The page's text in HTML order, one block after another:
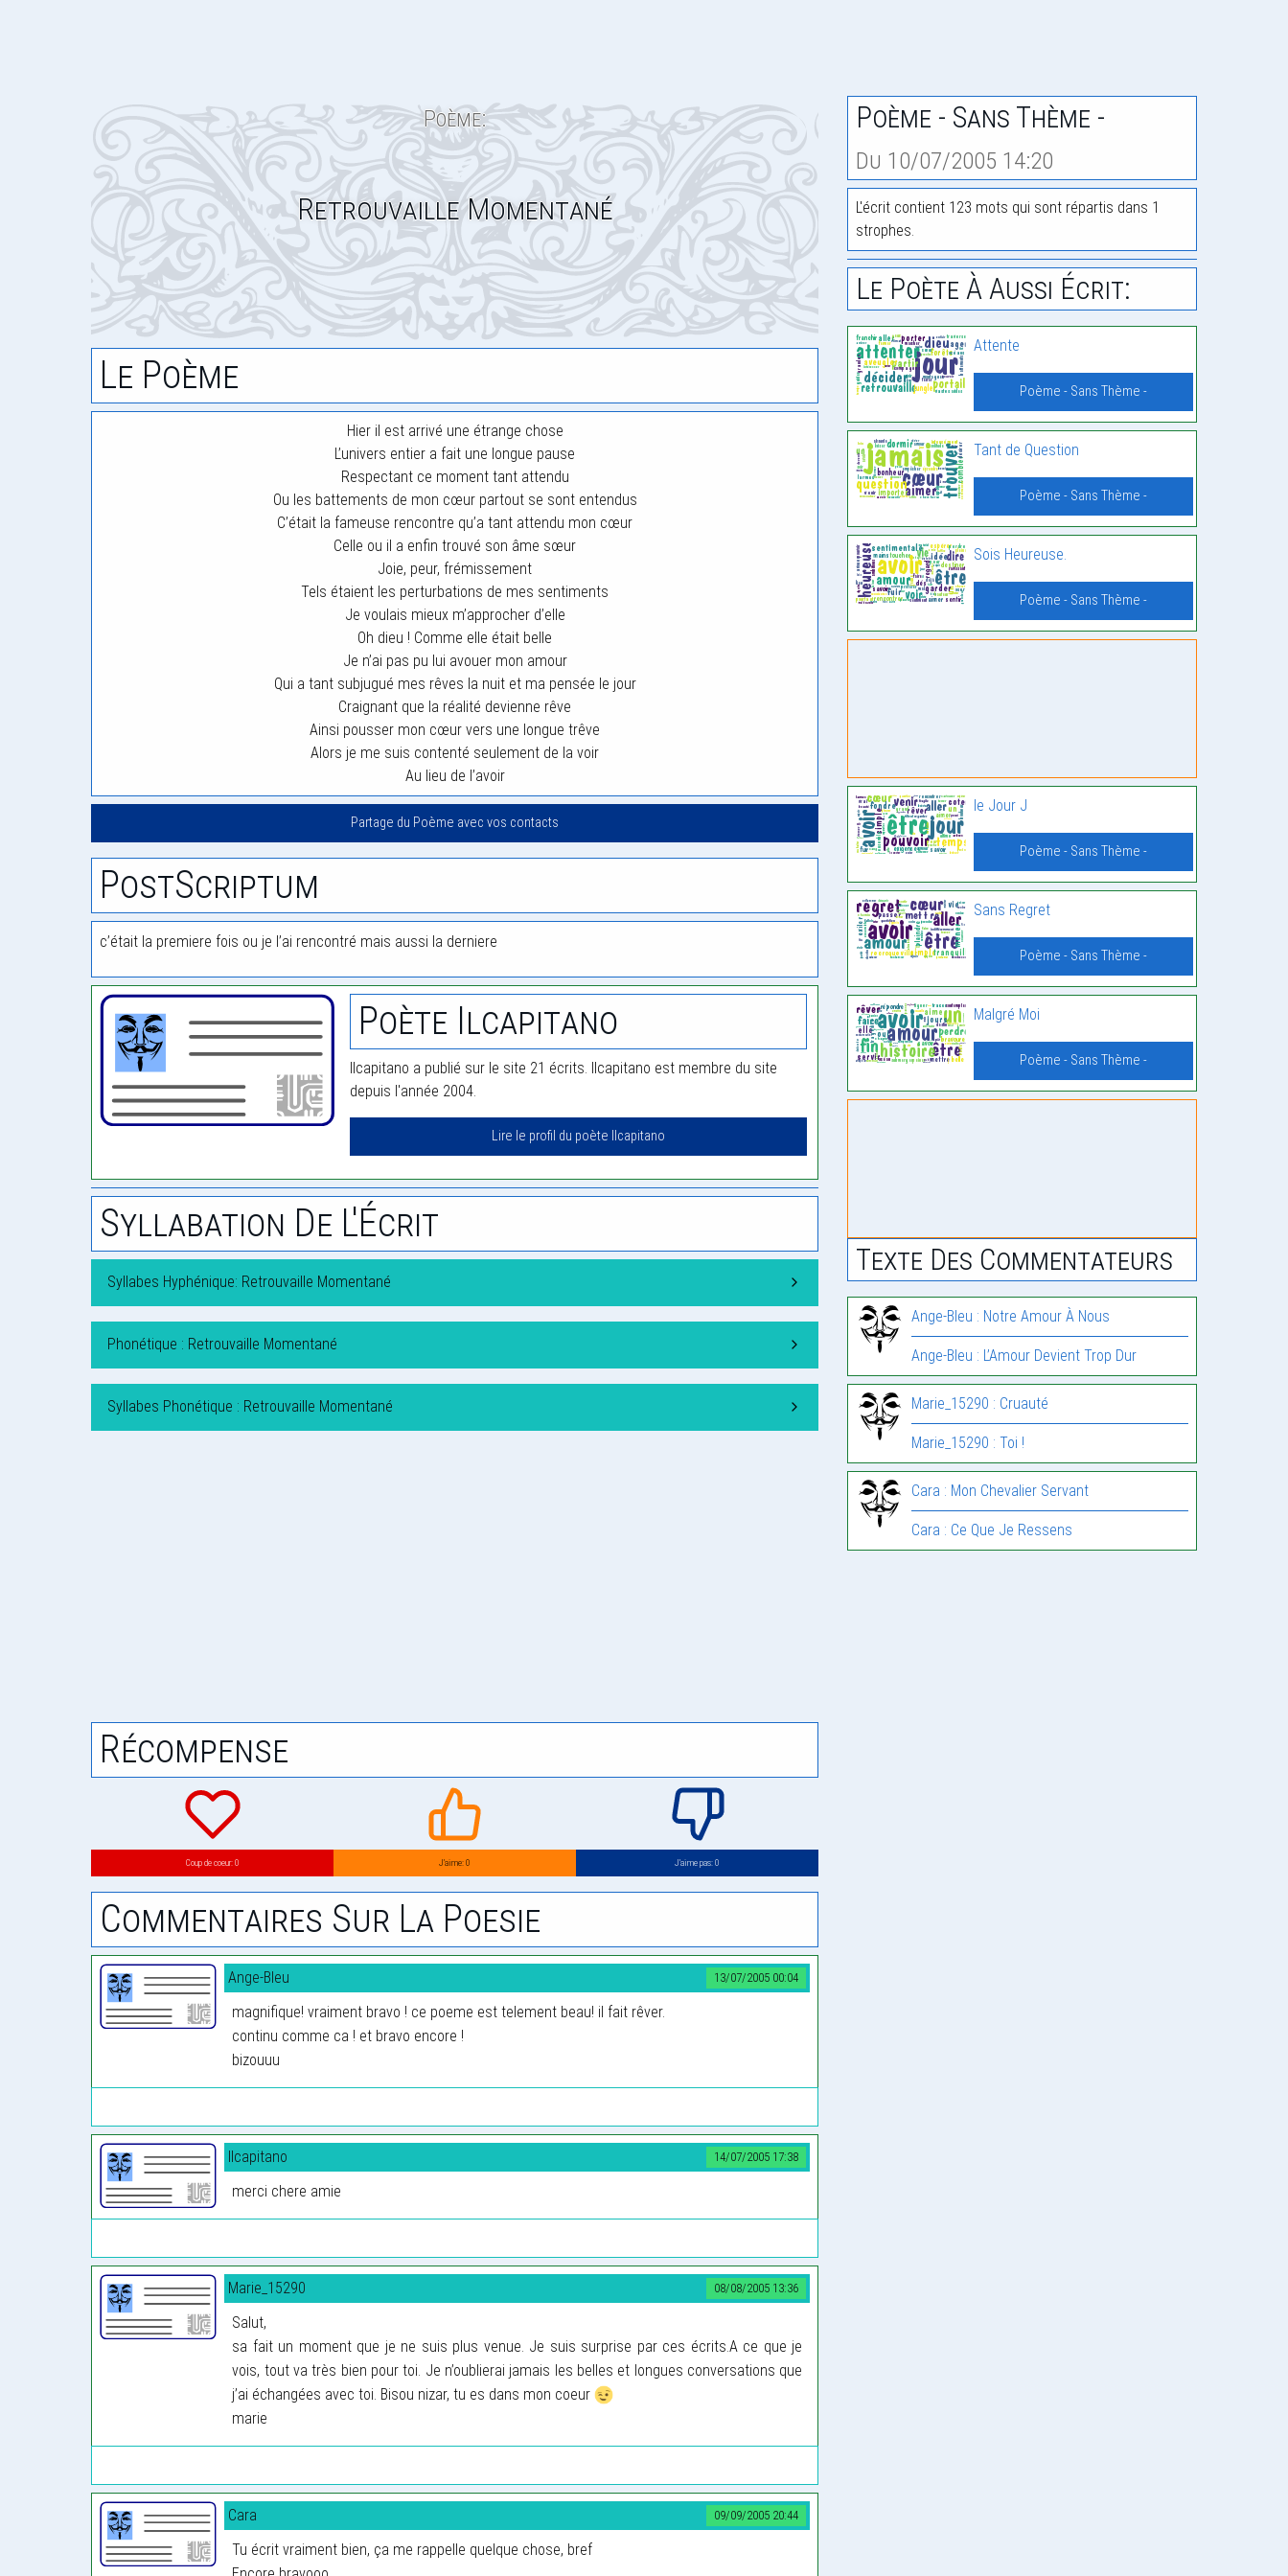
Poème:
Retrouvaille Momentané
Le Poème
Hier il est arrivé une étrange chose
L’univers entier a fait une longue pause
Respectant ce moment tant attendu
Ou les battements de mon cœur partout se sont entendus
C’était la fameuse rencontre qu’a tant attendu mon cœur
Celle ou il a enfin trouvé son âme sœur
Joie, peur, frémissement
Tels étaient les perturbations de mes sentiments
Je voulais mieux m’approcher d’elle
Oh dieu ! Comme elle était belle
Je n’ai pas pu lui avouer mon amour
Qui a tant subjugué mes rêves la nuit et ma pensée le jour
Craignant que la réalité devienne rêve
Ainsi pousser mon cœur vers une longue trêve
Alors je me suis contenté seulement de la voir
Au lieu de l’avoir
Partage du Poème avec vos contacts
PostScriptum
c’était la premiere fois ou je l’ai rencontré mais aussi la derniere
Poète Ilcapitano
Ilcapitano a publié sur le site 21 écrits. Ilcapitano est membre du site
depuis l'année 2004.
Lire le profil du poète Ilcapitano
Syllabation De L'Écrit
Syllabes Hyphénique: Retrouvaille Momentané
Phonétique : Retrouvaille Momentané
Syllabes Phonétique : Retrouvaille Momentané
Récompense
Coup de coeur: 0 J’aime: 0 J’aime pas: 0
Commentaires Sur La Poesie
13/07/2005 00:04
Ange-Bleu
magnifique! vraiment bravo ! ce poeme est telement beau! il fait rêver.
continu comme ca ! et bravo encore !
bizouuu
14/07/2005 17:38
Ilcapitano
merci chere amie
08/08/2005 13:36
Marie_15290
Salut,
sa fait un moment que je ne suis plus venue. Je suis surprise par ces écrits.A ce que je
vois, tout va très bien pour toi. Je n’oublierai jamais les belles et longues conversations que
j’ai échangées avec toi. Bisou nizar, tu es dans mon coeur
marie
09/09/2005 20:44
Cara
Tu écrit vraiment bien, ça me rappelle quelque chose, bref
Poème - Sans Thème -
Du 10/07/2005 14:20
L'écrit contient 123 mots qui sont répartis dans 1
strophes.
Le Poète À Aussi Écrit:
Attente
Poème - Sans Thème -
Tant de Question
Poème - Sans Thème -
Sois Heureuse.
Poème - Sans Thème -
le Jour J
Poème - Sans Thème -
Sans Regret
Poème - Sans Thème -
Malgré Moi
Poème - Sans Thème -
Texte Des Commentateurs
Ange-Bleu : Notre Amour À Nous
Ange-Bleu : L’Amour Devient Trop Dur
Marie_15290 : Cruauté
Marie_15290 : Toi !
Cara : Mon Chevalier Servant
Cara : Ce Que Je Ressens